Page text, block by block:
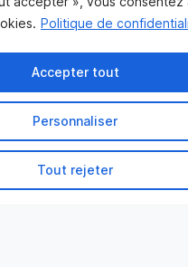
Politique de
Personnaliser
Tout rejeter
Accepter tout
pour recevoir les
par courriel.